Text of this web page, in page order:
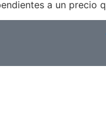
a un precio